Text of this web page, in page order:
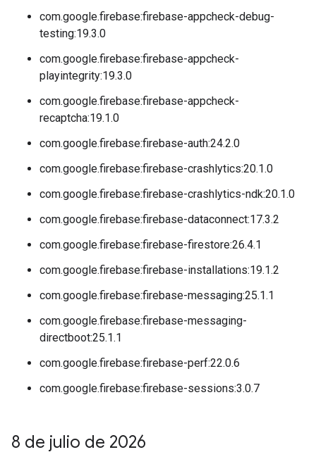
com.google.firebase:firebase-appcheck-debug-
testing:19.3.0
com.google.firebase:firebase-appcheck-
playintegrity:19.3.0
com.google.firebase:firebase-appcheck-
recaptcha:19.1.0
com.google.firebase:firebase-auth:24.2.0
com.google.firebase:firebase-crashlytics:20.1.0
com.google.firebase:firebase-crashlytics-ndk:20.1.0
com.google.firebase:firebase-dataconnect:17.3.2
com.google.firebase:firebase-firestore:26.4.1
com.google.firebase:firebase-installations:19.1.2
com.google.firebase:firebase-messaging:25.1.1
com.google.firebase:firebase-messaging-
directboot:25.1.1
com.google.firebase:firebase-perf:22.0.6
com.google.firebase:firebase-sessions:3.0.7
8 de julio de 2026